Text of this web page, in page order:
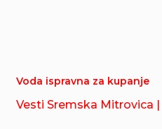
Voda ispravna za kupanje
Vesti Sremska Mitrovica